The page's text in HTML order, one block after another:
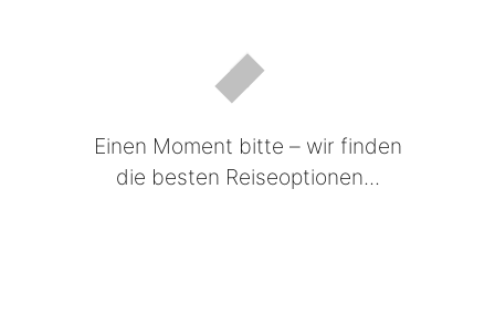
Einen Moment bitte – wir finden
die besten Reiseoptionen...